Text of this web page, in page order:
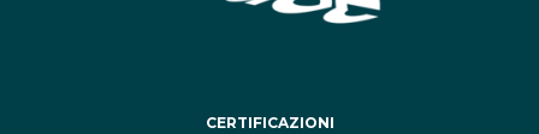
CERTIFICAZIONI